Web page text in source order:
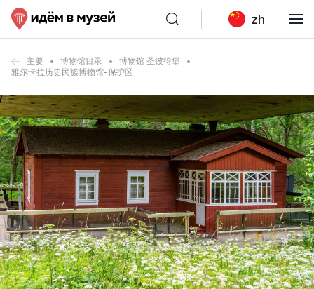
zh
主要 博物馆目录
博物馆 圣彼得堡
雅尔卡拉历史民族博物馆-保护区